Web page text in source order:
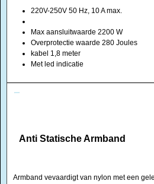
220V-250V 50 Hz, 10 A max.
Max aansluitwaarde 2200 W
Overprotectie waarde 280 Joules
kabel 1,8 meter
Met led indicatie
Anti Statische Armband
Armband vevaardigt van nylon met een